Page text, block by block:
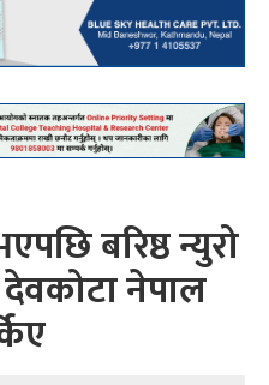
बरिष्ठ न्युरो
देवकोटा नेपाल